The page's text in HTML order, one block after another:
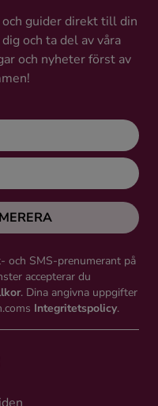
guider direkt till din
och ta del av våra
och nyheter först av
och SMS-prenumerant på
accepterar du
. Dina angivna uppgifter
Integritetspolicy.